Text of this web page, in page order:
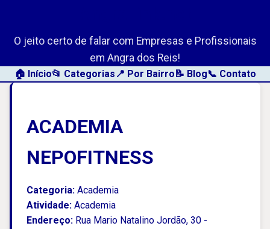
O jeito certo de falar com Empresas e Profissionais
em Angra dos Reis!
🏠 Início📂 Categorias 📍 Por Bairro📝 Blog📞 Contato
ACADEMIA
NEPOFITNESS
Categoria: Academia
Atividade: Academia
Endereço: Rua Mario Natalino Jordão, 30 -